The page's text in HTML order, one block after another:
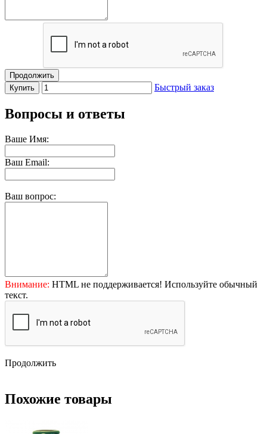
Продолжить
Купить
Быстрый заказ
Вопросы и ответы
Ваше Имя:
Ваш Email:
Ваш вопрос:
Внимание: HTML не поддерживается! Используйте обычный
текст.
Продолжить
Похожие товары